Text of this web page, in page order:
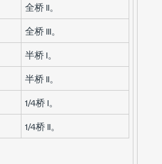
全桥 II。
全桥 III。
半桥 I。
半桥 II。
1/4桥 I。
1/4桥 II。